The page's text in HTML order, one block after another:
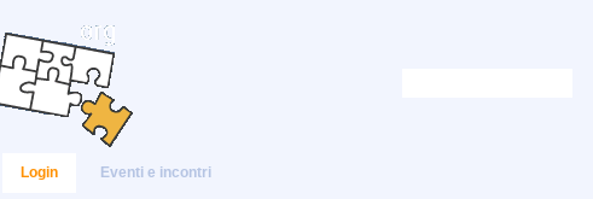
Login Eventi e incontri